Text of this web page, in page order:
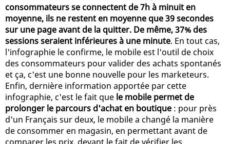
consommateurs se connectent de 7h à minuit en
moyenne, ils ne restent en moyenne que 39 secondes
sur une page avant de la quitter. De même, 37% des
sessions seraient inférieures à une minute. En tout cas,
l'infographie le confirme, le mobile est l'outil de choix
des consommateurs pour valider des achats spontanés
et ça, c'est une bonne nouvelle pour les marketeurs.
Enfin, dernière information apportée par cette
infographie, c'est le fait que le mobile permet de
prolonger le parcours d'achat en boutique : pour près
d'un Français sur deux, le mobile a changé la manière
de consommer en magasin, en permettant avant de